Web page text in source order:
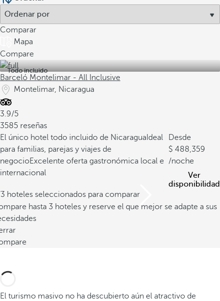
Comparar
Mapa
Compare
Todo incluido
Barceló Montelimar - All Inclusive
Montelimar, Nicaragua
3.9/5
3585 reseñas
El único hotel todo incluido de Nicaragua Ideal
para familias, parejas y viajes de
negocioExcelente oferta gastronómica local e
internacional
Desde
488,359
/noche
Ver
disponibilidad
hoteles seleccionados para comparar
hasta 3 hoteles y reserve el que mejor se adapte a sus
El turismo masivo no ha descubierto aún el atractivo de